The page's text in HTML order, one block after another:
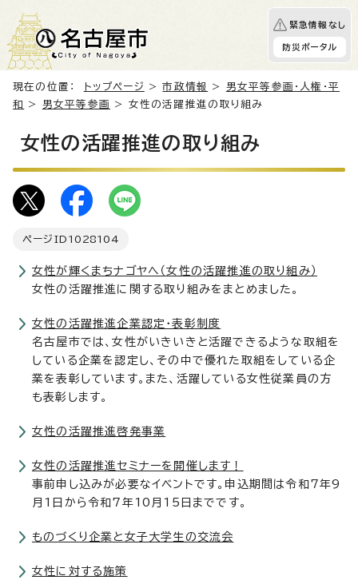
緊急情報なし
防災ポータル
現在の位置： トップページ >市政情報 > 男女平等参画・人権・平
和
> 男女平等参画 > 女性の活躍推進の取り組み
女性の活躍推進の取り組み
ページID 1028104
女性が輝くまちナゴヤへ（女性の活躍推進の取り組み）
女性の活躍推進に関する取り組みをまとめました。
女性の活躍推進企業認定・表彰制度
名古屋市では、女性がいきいきと活躍できるような取組を
している企業を認定し、その中で優れた取組をしている企
業を表彰しています。また、活躍している女性従業員の方
も表彰します。
女性の活躍推進啓発事業
女性の活躍推進セミナーを開催します！
事前申し込みが必要なイベントです。申込期間は令和7年9
月1日から令和7年10月15日までです。
ものづくり企業と女子大学生の交流会
女性に対する施策